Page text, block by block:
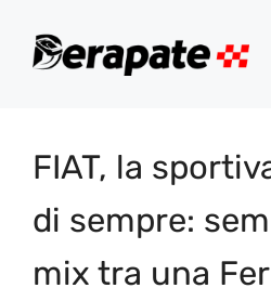
FIAT, la
di sempre:
mix tra una